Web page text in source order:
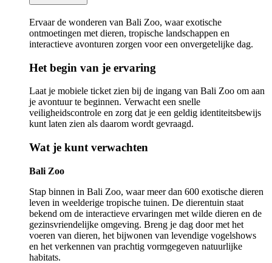
Ervaar de wonderen van Bali Zoo, waar exotische
ontmoetingen met dieren, tropische landschappen en
interactieve avonturen zorgen voor een onvergetelijke dag.
Het begin van je ervaring
Laat je mobiele ticket zien bij de ingang van Bali Zoo om aan
je avontuur te beginnen. Verwacht een snelle
veiligheidscontrole en zorg dat je een geldig identiteitsbewijs
kunt laten zien als daarom wordt gevraagd.
Wat je kunt verwachten
Bali Zoo
Stap binnen in Bali Zoo, waar meer dan 600 exotische dieren
leven in weelderige tropische tuinen. De dierentuin staat
bekend om de interactieve ervaringen met wilde dieren en de
gezinsvriendelijke omgeving. Breng je dag door met het
voeren van dieren, het bijwonen van levendige vogelshows
en het verkennen van prachtig vormgegeven natuurlijke
habitats.